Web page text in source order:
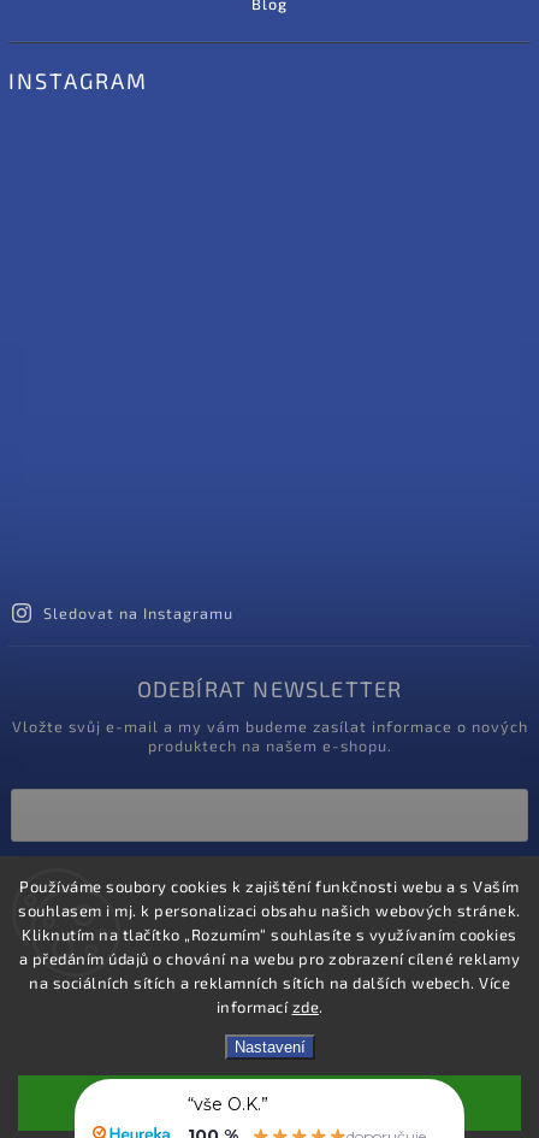
Používáme soubory cookies k zajištění funkčnosti webu a s Vaším
souhlasem i mj. k personalizaci obsahu našich webových stránek.
Kliknutím na tlačítko „Rozumím“ souhlasíte s využívaním cookies
a předáním údajů o chování na webu pro zobrazení cílené reklamy
na sociálních sítích a reklamních sítích na dalších webech. Více
informacízde.
Nastavení
Souhlasím
Blog
INSTAGRAM
Sledovat na Instagramu
ODEBÍRAT NEWSLETTER
Vložte svůj e-mail a my vám budeme zasílat informace o nových
produktech na našem e-shopu.
podmínkami ochrany osobních údajů
Přihlásit se
Copyright 2020 ProZdravotniky.cz . Všechna práva vyhrazena.
“vše O.K.”
100 %